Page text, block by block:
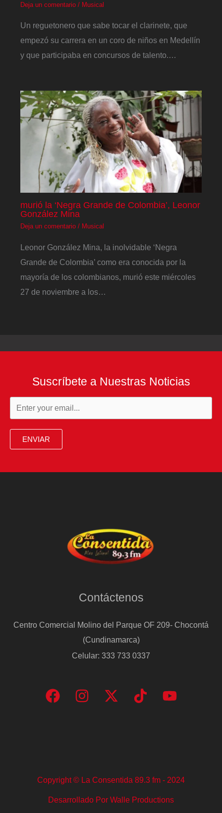
Deja un comentario / Musical
Un reguetonero que sabe tocar el clarinete, que
empezó su carrera en un coro de niños en Medellín
y que participaba en concursos de talento.…
murió la ‘Negra Grande de Colombia’, Leonor
González Mina
Deja un comentario / Musical
Leonor González Mina, la inolvidable ‘Negra
Grande de Colombia’ como era conocida por la
mayoría de los colombianos, murió este miércoles
27 de noviembre a los…
Suscríbete a Nuestras Noticias
ENVIAR
Contáctenos
Centro Comercial Molino del Parque OF 209- Chocontá
(Cundinamarca)
Celular: 333 733 0337
Copyright © La Consentida 89.3 fm - 2024
Desarrollado Por Walle Productions